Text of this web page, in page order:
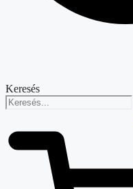
Keresés